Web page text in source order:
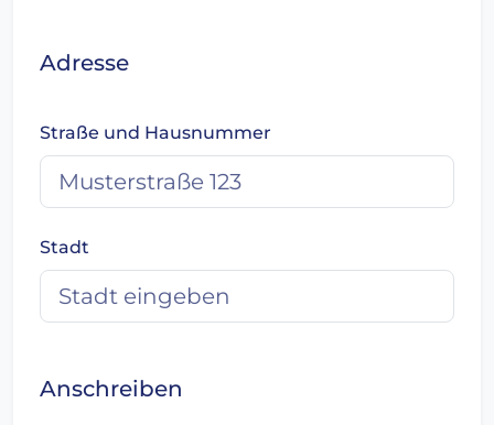
Adresse
Straße und Hausnummer
Stadt
Anschreiben